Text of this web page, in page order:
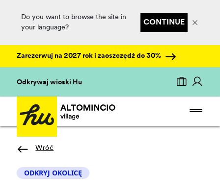
Do you want to browse the site in
your language?
CONTINUE
Zarezerwuj na 2027 rok i zaoszczędź do 30%
Odkrywaj wioski Hu
Wróć
ODKRYJ OKOLICĘ